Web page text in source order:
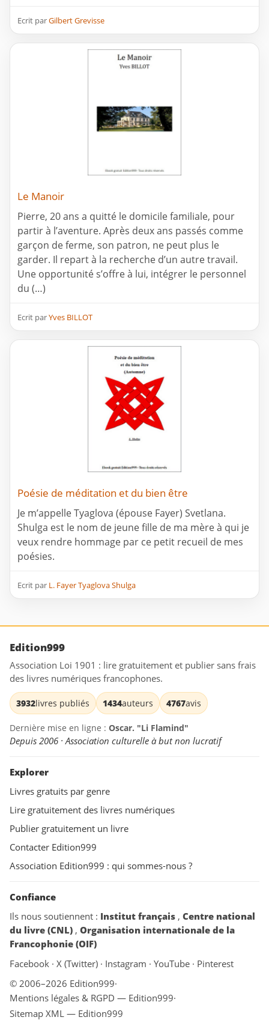
Ecrit parGilbert Grevisse
Le Manoir
Pierre, 20 ans a quitté le domicile familiale, pour
partir à l’aventure. Après deux ans passés comme
garçon de ferme, son patron, ne peut plus le
garder. Il repart à la recherche d’un autre travail.
Une opportunité s’offre à lui, intégrer le personnel
du (…)
Ecrit parYves BILLOT
Poésie de méditation et du bien être
Je m’appelle Tyaglova (épouse Fayer) Svetlana.
Shulga est le nom de jeune fille de ma mère à qui je
veux rendre hommage par ce petit recueil de mes
poésies.
Ecrit par L. Fayer Tyaglova Shulga
Edition999
Association Loi 1901 : lire gratuitement et publier sans frais
des livres numériques francophones.
3932livres publiés 1434auteurs 4767avis
Dernière mise en ligne : Oscar. "Li Flamind"
Depuis 2006 · Association culturelle à but non lucratif
Explorer
Livres gratuits par genre
Lire gratuitement des livres numériques
Publier gratuitement un livre
Contacter Edition999
Association Edition999 : qui sommes-nous ?
Confiance
Ils nous soutiennent : Institut français , Centre national
du livre (CNL) , Organisation internationale de la
Francophonie (OIF)
Facebook · X (Twitter) · Instagram · YouTube · Pinterest
© 2006–2026 Edition999·
Mentions légales & RGPD — Edition999·
Sitemap XML — Edition999